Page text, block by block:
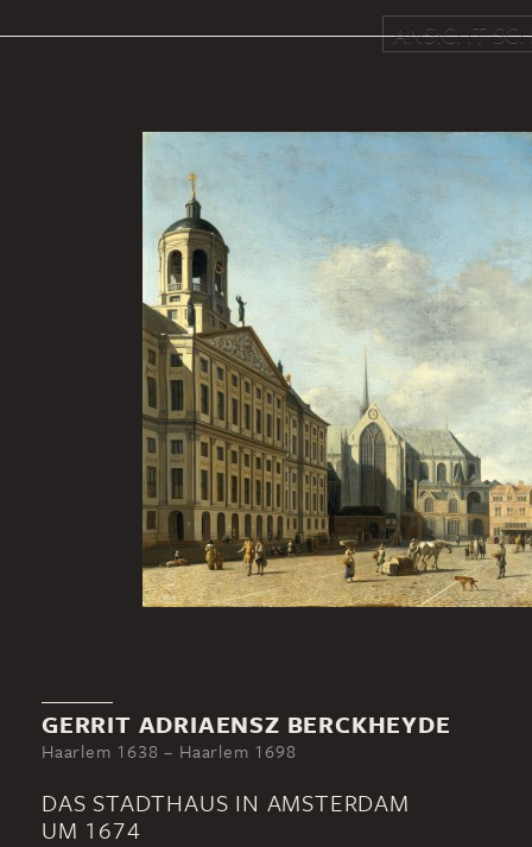
ANSICHT
GERRIT ADRIAENSZ BERCKHEYDE
Haarlem 1638 – Haarlem 1698
DAS STADTHAUS IN AMSTERDAM
UM 1674